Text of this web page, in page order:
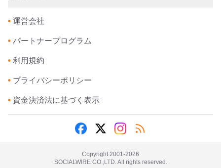
• 運営会社
• パートナープログラム
• 利用規約
• プライバシーポリシー
• 資金決済法に基づく表示
Copyright 2001-2026
SOCIALWIRE CO.,LTD. All rights reserved.